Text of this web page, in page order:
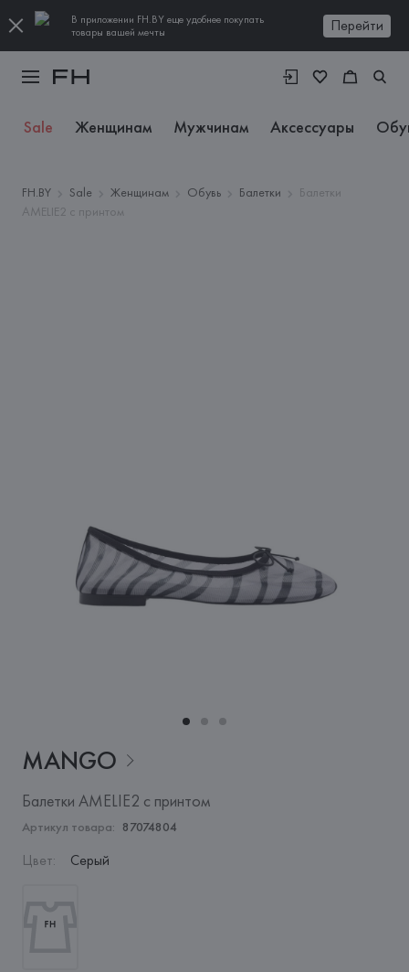
В приложении FH.BY еще удобнее покупать
товары вашей мечты
Перейти
Sale Женщинам Мужчинам Аксессуары
FH.BY Sale Женщинам Обувь Балетки
Балетки
AMELIE2 с принтом
MANGO
Балетки AMELIE2 с принтом
Артикул товара: 87074804
Цвет: Серый